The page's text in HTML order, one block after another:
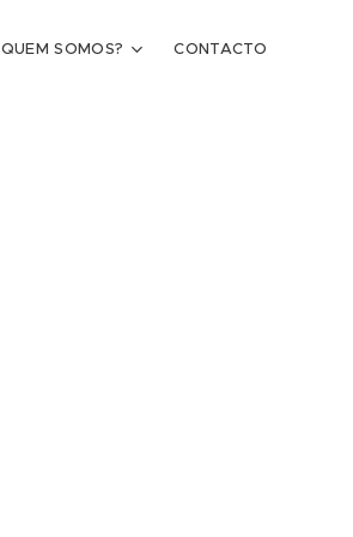
QUEM SOMOS? CONTACTO